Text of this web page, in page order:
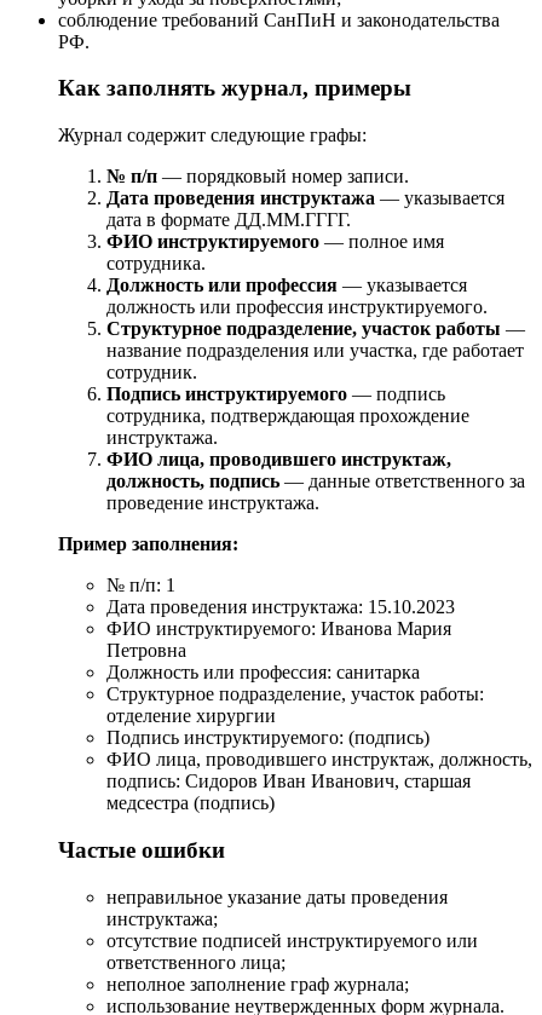
соблюдение требований СанПиН и законодательства
РФ.
Как заполнять журнал, примеры
Журнал содержит следующие графы:
№ п/п — порядковый номер записи.
Дата проведения инструктажа — указывается
дата в формате ДД.ММ.ГГГГ.
ФИО инструктируемого — полное имя
сотрудника.
Должность или профессия — указывается
должность или профессия инструктируемого.
Структурное подразделение, участок работы —
название подразделения или участка, где работает
сотрудник.
Подпись инструктируемого — подпись
сотрудника, подтверждающая прохождение
инструктажа.
ФИО лица, проводившего инструктаж,
должность, подпись — данные ответственного за
проведение инструктажа.
Пример заполнения:
№ п/п: 1
Дата проведения инструктажа: 15.10.2023
ФИО инструктируемого: Иванова Мария
Петровна
Должность или профессия: санитарка
Структурное подразделение, участок работы:
отделение хирургии
Подпись инструктируемого: (подпись)
ФИО лица, проводившего инструктаж, должность,
подпись: Сидоров Иван Иванович, старшая
медсестра (подпись)
Частые ошибки
неправильное указание даты проведения
инструктажа;
отсутствие подписей инструктируемого или
ответственного лица;
неполное заполнение граф журнала;
использование неутвержденных форм журнала.